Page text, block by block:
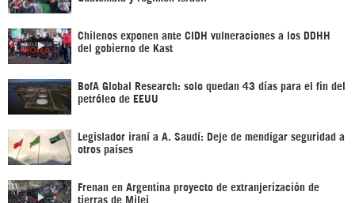
Chilenos exponen ante CIDH vulneraciones a los DDHH
del gobierno de Kast
BofA Global Research: solo quedan 43 días para el fin del
petróleo de EEUU
Legislador iraní a A. Saudí: Deje de mendigar seguridad a
otros países
Frenan en Argentina proyecto de extranjerización de
tierras de Milei